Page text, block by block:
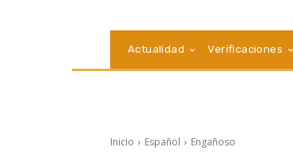
Actualidad Verificaciones
Inicio Español Engañoso